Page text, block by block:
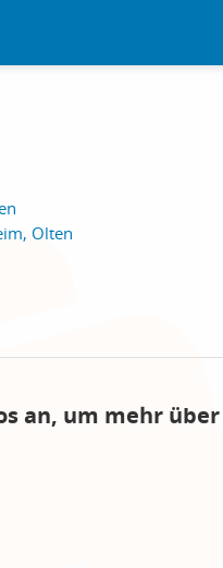
Olten
an, um mehr